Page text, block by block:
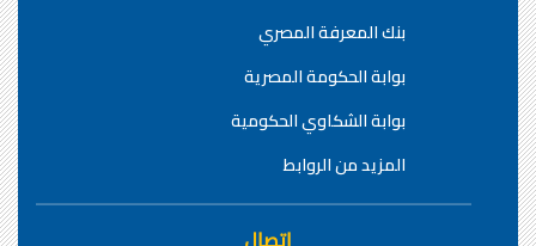
بنك المعرفة المصري
بوابة الحكومة المصرية
بوابة الشكاوي الحكومية
المزيد من الروابط